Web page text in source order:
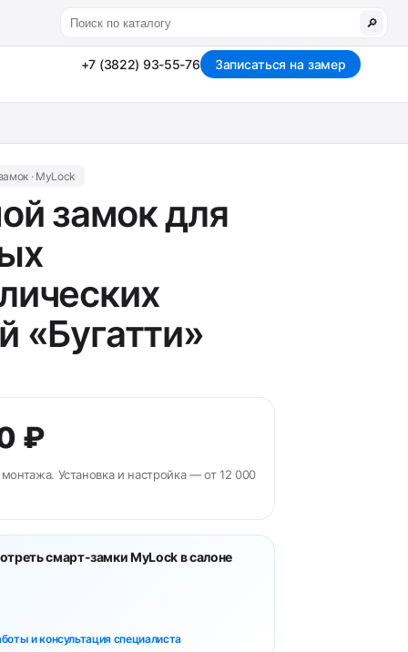
🔎
+7 (3822) 93-55-76 Записаться на замер
· MyLock
замок для
«Бугатти»
₽
Установка и настройка — от 12 000
смарт-замки MyLock в салоне
и консультация специалиста